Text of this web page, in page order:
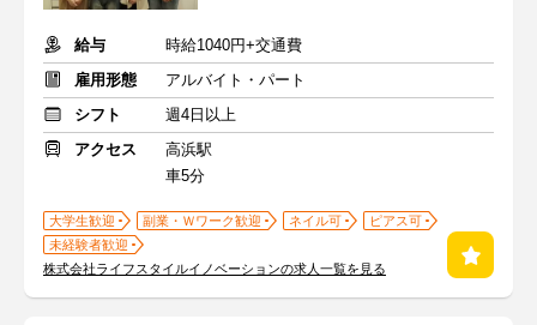
給与
時給1040円+交通費
雇用形態
アルバイト・パート
シフト
週4日以上
アクセス
高浜駅
車5分
大学生歓迎 副業・Ｗワーク歓迎 ネイル可
ピアス可
未経験者歓迎
株式会社ライフスタイルイノベーションの求人一覧を見る